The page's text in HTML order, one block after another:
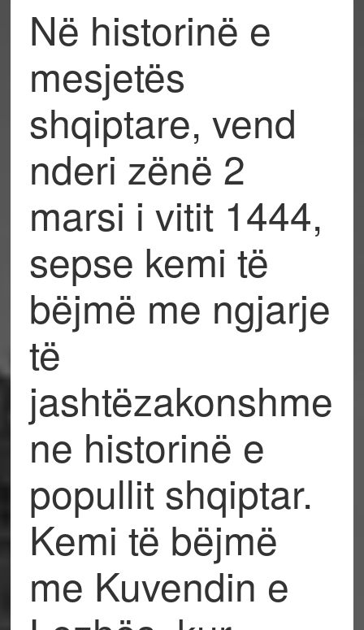
Në historinë e
mesjetës
shqiptare, vend
nderi zënë 2
marsi i vitit 1444,
sepse kemi të
bëjmë me ngjarje
të
jashtëzakonshme
ne historinë e
popullit shqiptar.
Kemi të bëjmë
me Kuvendin e